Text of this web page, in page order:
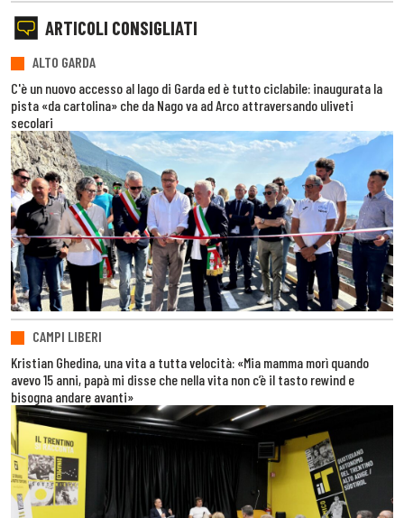
ARTICOLI CONSIGLIATI
ALTO GARDA
C'è un nuovo accesso al lago di Garda ed è tutto ciclabile: inaugurata la
pista «da cartolina» che da Nago va ad Arco attraversando uliveti
secolari
CAMPI LIBERI
Kristian Ghedina, una vita a tutta velocità: «Mia mamma morì quando
avevo 15 anni, papà mi disse che nella vita non c’è il tasto rewind e
bisogna andare avanti»